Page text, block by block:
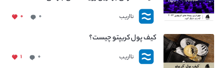
نااریب ۰ ۰
کیف پول کریپتو چیست؟
نااریب ۰ ۱